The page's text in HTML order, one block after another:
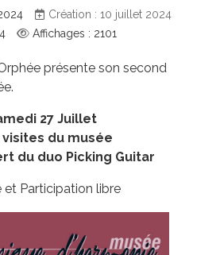
Création : 10 juillet 2024
Affichages : 2101
présente son second
27 Juillet
visites du musée
du duo Picking Guitar
et Participation libre